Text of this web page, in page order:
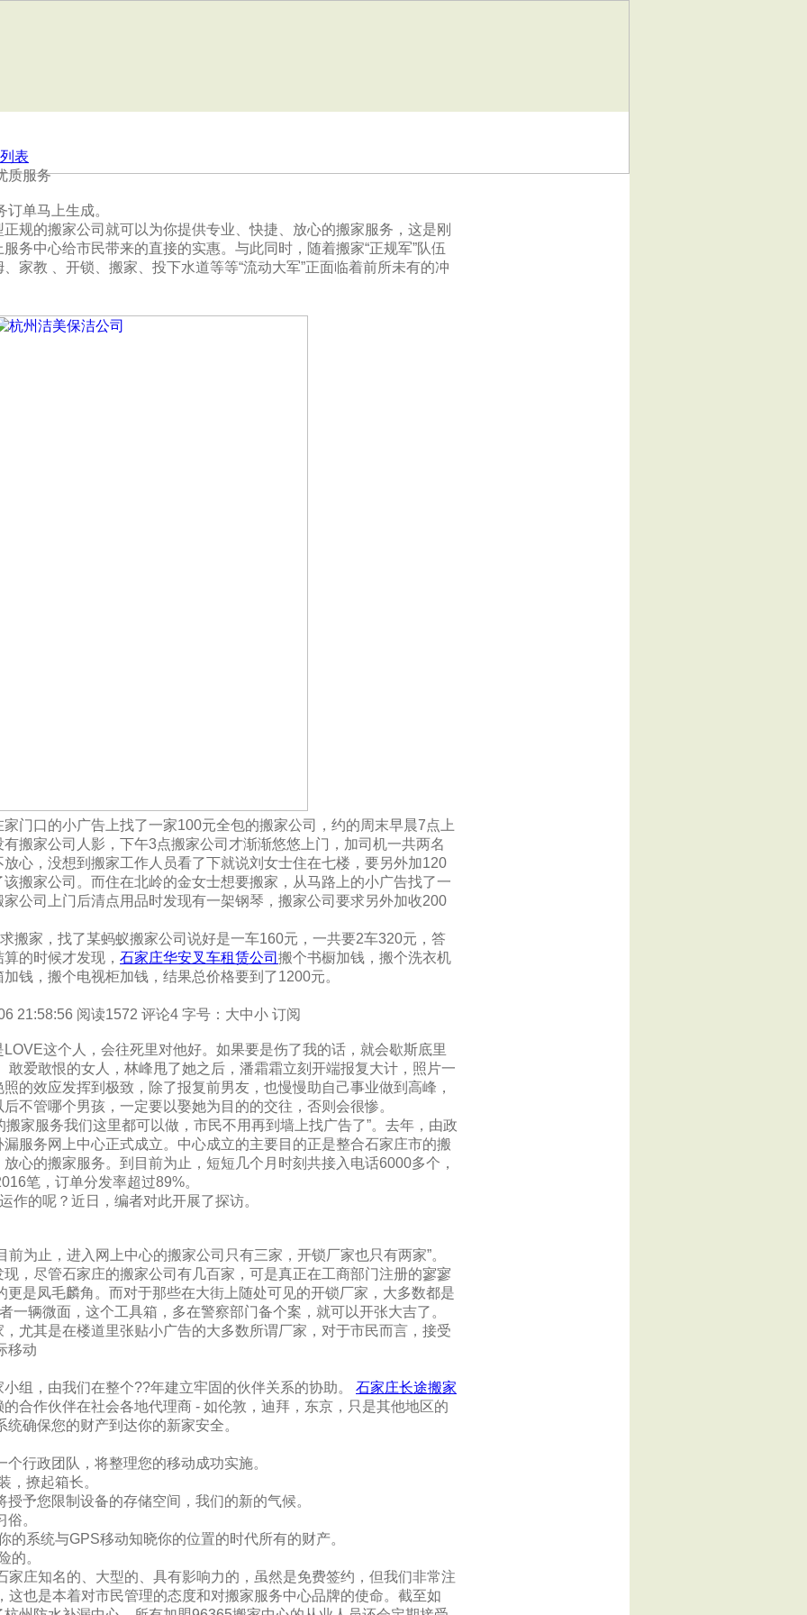
表
质服务
单马上生成。
规的搬家公司就可以为你提供专业、快捷、放心的搬家服务，这是刚
务中心给市民带来的直接的实惠。与此同时，随着搬家“正规军”队伍
家教 、开锁、搬家、投下水道等等“流动大军”正面临着前所未有的冲
门口的小广告上找了一家100元全包的搬家公司，约的周末早晨7点上
搬家公司人影，下午3点搬家公司才渐渐悠悠上门，加司机一共两名
心，没想到搬家工作人员看了下就说刘女士住在七楼，要另外加120
搬家公司。而住在北岭的金女士想要搬家，从马路上的小广告找了一
公司上门后清点用品时发现有一架钢琴，搬家公司要求另外加收200
搬家，找了某蚂蚁搬家公司说好是一车160元，一共要2车320元，答
的时候才发现， 石家庄华安叉车租赁公司 搬个书橱加钱，搬个洗衣机
钱，搬个电视柜加钱，结果总价格要到了1200元。
21:58:56 阅读1572 评论4 字号：大中小 订阅
这个人，会往死里对他好。如果要是伤了我的话，就会歇斯底里
敢爱敢恨的女人，林峰甩了她之后，潘霜霜立刻开端报复大计，照片一
的效应发挥到极致，除了报复前男友，也慢慢助自己事业做到高峰，
不管哪个男孩，一定要以娶她为目的的交往，否则会很惨。
家服务我们这里都可以做，市民不用再到墙上找广告了”。去年，由政
服务网上中心正式成立。中心成立的主要目的正是整合石家庄市的搬
心的搬家服务。到目前为止，短短几个月时刻共接入电话6000多个，
笔，订单分发率超过89%。
作的呢？近日，编者对此开展了探访。
为止，进入网上中心的搬家公司只有三家，开锁厂家也只有两家”。
，尽管石家庄的搬家公司有几百家，可是真正在工商部门注册的寥寥
更是凤毛麟角。而对于那些在大街上随处可见的开锁厂家，大多数都是
一辆微面，这个工具箱，多在警察部门备个案，就可以开张大吉了。
尤其是在楼道里张贴小广告的大多数所谓厂家，对于市民而言，接受
移动
组，由我们在整个??年建立牢固的伙伴关系的协助。 石家庄长途搬家
合作伙伴在社会各地代理商 - 如伦敦，迪拜，东京，只是其他地区的
确保您的财产到达你的新家安全。
行政团队，将整理您的移动成功实施。
，撩起箱长。
予您限制设备的存储空间，我们的新的气候。
。
的系统与GPS移动知晓你的位置的时代所有的财产。
的。
家庄知名的、大型的、具有影响力的，虽然是免费签约，但我们非常注
这也是本着对市民管理的态度和对搬家服务中心品牌的使命。截至如